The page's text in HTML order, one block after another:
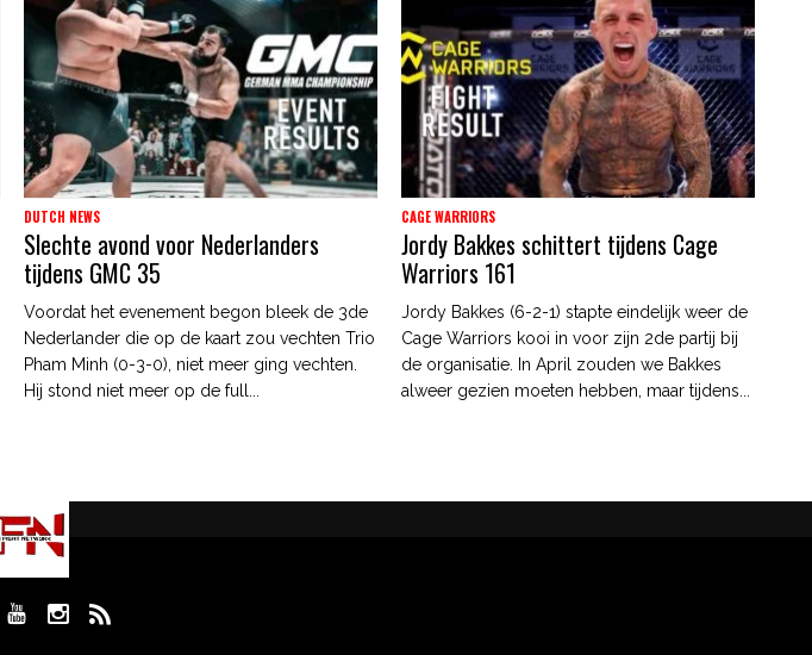
DUTCH NEWS
Slechte avond voor Nederlanders
tijdens GMC 35
Voordat het evenement begon bleek de 3de
Nederlander die op de kaart zou vechten Trio
Pham Minh (0-3-0), niet meer ging vechten.
Hij stond niet meer op de full...
CAGE WARRIORS
Jordy Bakkes schittert tijdens Cage
Warriors 161
Jordy Bakkes (6-2-1) stapte eindelijk weer de
Cage Warriors kooi in voor zijn 2de partij bij
de organisatie. In April zouden we Bakkes
alweer gezien moeten hebben, maar tijdens...